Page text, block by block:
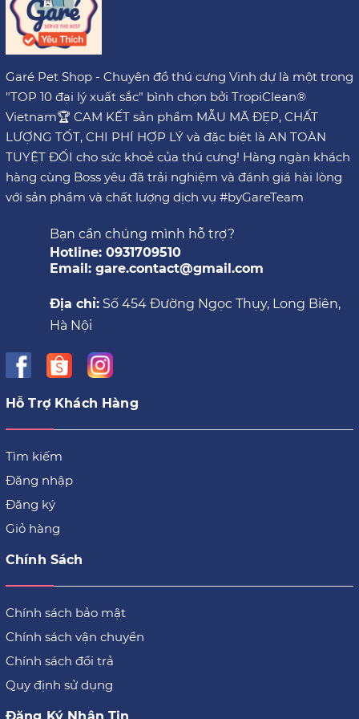
Garé Pet Shop - Chuyên đồ thú cưng Vinh dự là một trong
"TOP 10 đại lý xuất sắc" bình chọn bởi TropiClean®
Vietnam🏆 CAM KẾT sản phẩm MẪU MÃ ĐẸP, CHẤT
LƯỢNG TỐT, CHI PHÍ HỢP LÝ và đặc biệt là AN TOÀN
TUYỆT ĐỐI cho sức khoẻ của thú cưng! Hàng ngàn khách
hàng cùng Boss yêu đã trải nghiệm và đánh giá hài lòng
với sản phẩm và chất lượng dịch vụ #byGareTeam
Bạn cần chúng mình hỗ trợ?
Hotline: 0931709510
Email: gare.contact@gmail.com
Địa chỉ: Số 454 Đường Ngọc Thụy, Long Biên,
Hà Nội
Hỗ Trợ Khách Hàng
Tìm kiếm
Đăng nhập
Đăng ký
Giỏ hàng
Chính Sách
Chính sách bảo mật
Chính sách vận chuyển
Chính sách đổi trả
Quy định sử dụng